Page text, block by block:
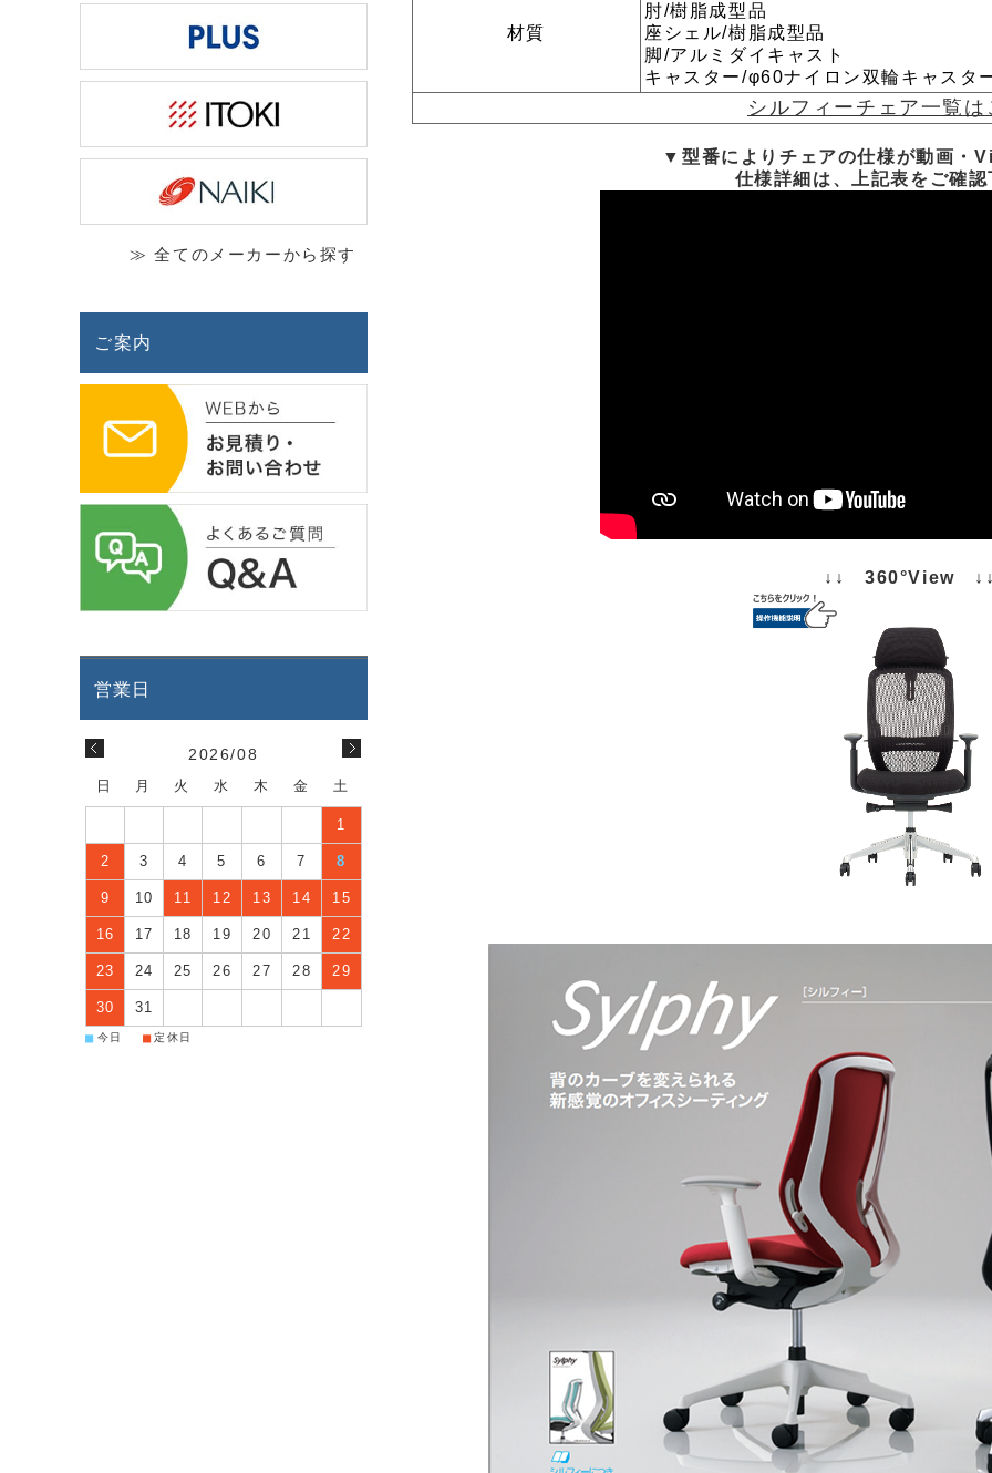
材質
肘/樹脂成型品
座シェル/樹脂成型品
脚/アルミダイキャスト
キャスター/φ60ナイロン双輪キャスタ
シルフィーチェア一覧
▼型番によりチェアの仕様が動画・
仕様詳細は、上記表をご確
↓↓ 360°View
≫ 全てのメーカーから探す
ご案内
2026/08
日 月 火 水 木 金 土
1
2 3 4 5 6 7 8
9 10 11 12 13 14 15
16 17 18 19 20 21 22
23 24 25 26 27 28 29
30 31
■ 今日 ■ 定休日